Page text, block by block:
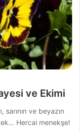
ve Ekimi
ve beyazın
Hercai menekşe!